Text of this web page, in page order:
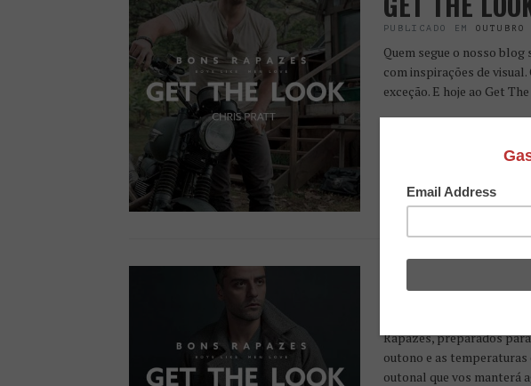
PUBLICADO EM
Quem segue o nosso blog
com inspirações de visual.
exceção. E hoje ao Get
GET THE
Rapazes, preparados
outono e as
outonal que vos manterá